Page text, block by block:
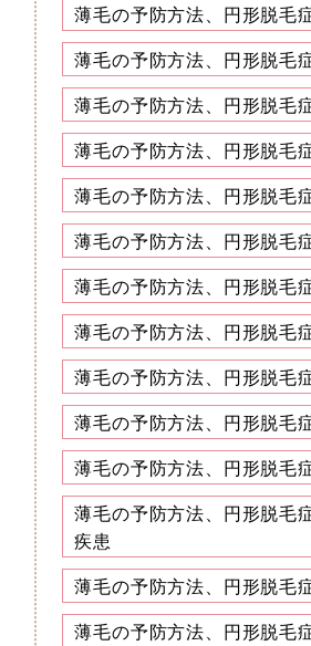
薄毛の予防方法、円形脱毛
薄毛の予防方法、円形脱毛
薄毛の予防方法、円形脱毛
薄毛の予防方法、円形脱毛
薄毛の予防方法、円形脱毛
薄毛の予防方法、円形脱毛
薄毛の予防方法、円形脱毛
薄毛の予防方法、円形脱毛
薄毛の予防方法、円形脱毛
薄毛の予防方法、円形脱毛
薄毛の予防方法、円形脱毛
薄毛の予防方法、円形脱毛
疾患
薄毛の予防方法、円形脱毛
薄毛の予防方法、円形脱毛